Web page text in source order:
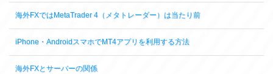
海外FXではMetaTrader 4（メタトレーダー）は当たり前
iPhone・AndroidスマホでMT4アプリを利用する方法
海外FXとサーバーの関係